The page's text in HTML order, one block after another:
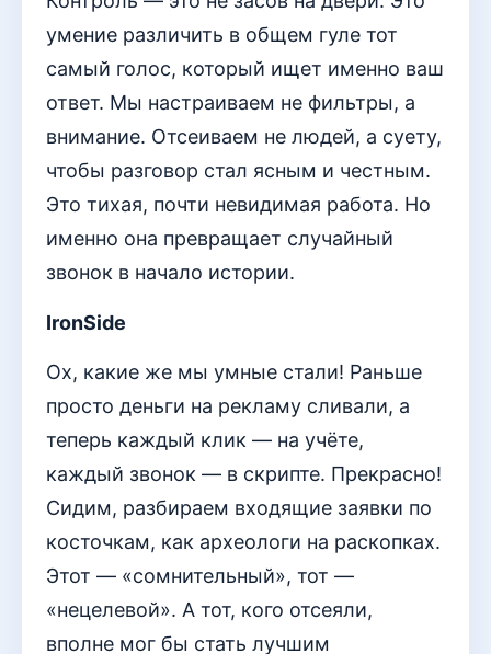
умение различить в общем гуле тот
самый голос, который ищет именно ваш
ответ. Мы настраиваем не фильтры, а
внимание. Отсеиваем не людей, а суету,
чтобы разговор стал ясным и честным.
Это тихая, почти невидимая работа. Но
именно она превращает случайный
звонок в начало истории.
IronSide
Ох, какие же мы умные стали! Раньше
просто деньги на рекламу сливали, а
теперь каждый клик — на учёте,
каждый звонок — в скрипте. Прекрасно!
Сидим, разбираем входящие заявки по
косточкам, как археологи на раскопках.
Этот — «сомнительный», тот —
«нецелевой». А тот, кого отсеяли,
вполне мог бы стать лучшим